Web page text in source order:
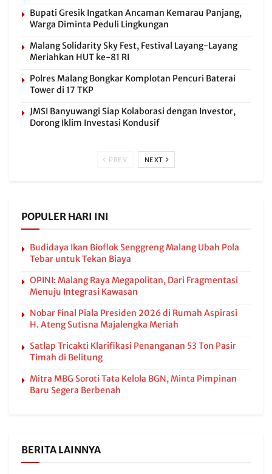
Bupati Gresik Ingatkan Ancaman Kemarau Panjang,
Warga Diminta Peduli Lingkungan
Malang Solidarity Sky Fest, Festival Layang-Layang
Meriahkan HUT ke-81 RI
Polres Malang Bongkar Komplotan Pencuri Baterai
Tower di 17 TKP
JMSI Banyuwangi Siap Kolaborasi dengan Investor,
Dorong Iklim Investasi Kondusif
PREV NEXT
POPULER HARI INI
Budidaya Ikan Bioflok Senggreng Malang Ubah Pola
Tebar untuk Tekan Biaya
OPINI: Malang Raya Megapolitan, Dari Fragmentasi
Menuju Integrasi Kawasan
Nobar Final Piala Presiden 2026 di Rumah Aspirasi
H. Ateng Sutisna Majalengka Meriah
Satlap Tricakti Klarifikasi Penanganan 53 Ton Pasir
Timah di Belitung
Mitra MBG Soroti Tata Kelola BGN, Minta Pimpinan
Baru Segera Berbenah
BERITA LAINNYA